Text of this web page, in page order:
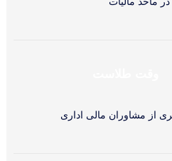
از مشاوران مالی اداری